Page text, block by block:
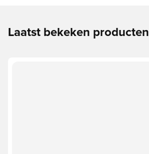
Laatst bekeken producten